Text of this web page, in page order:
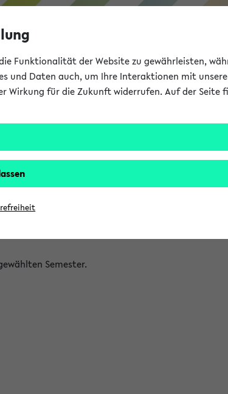
Semester.
Funktionalität der Website zu gewährleisten,
und Daten auch, um Ihre Interaktionen mit
Wirkung für die Zukunft widerrufen. Auf der Seite